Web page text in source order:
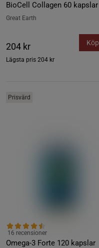
BioCell Collagen 60 kapslar
Great Earth
204 kr
Lägsta pris 204 kr
Köp
Prisvärd
Omega-3 Forte 120 kapslar
16 recensioner